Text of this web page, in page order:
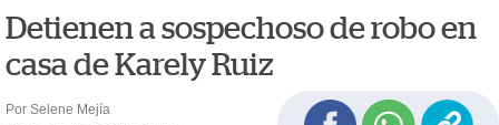
Detienen a sospechoso de robo en
casa de Karely Ruiz
Por Selene Mejía